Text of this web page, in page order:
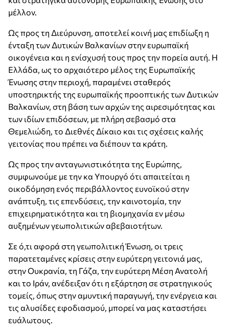
μέλλον.
Ως προς τη Διεύρυνση, αποτελεί κοινή μας επιδίωξη η
ένταξη των Δυτικών Βαλκανίων στην ευρωπαϊκή
οικογένεια και η ενίσχυσή τους προς την πορεία αυτή. Η
Ελλάδα, ως το αρχαιότερο μέλος της Ευρωπαϊκής
Ένωσης στην περιοχή, παραμένει σταθερός
υποστηρικτής της ευρωπαϊκής προοπτικής των Δυτικών
Βαλκανίων, στη βάση των αρχών της αιρεσιμότητας και
των ιδίων επιδόσεων, με πλήρη σεβασμό στα
Θεμελιώδη, το Διεθνές Δίκαιο και τις σχέσεις καλής
γειτονίας που πρέπει να διέπουν τα κράτη.
Ως προς την ανταγωνιστικότητα της Ευρώπης,
συμφωνούμε με την κα Υπουργό ότι απαιτείται η
οικοδόμηση ενός περιβάλλοντος ευνοϊκού στην
ανάπτυξη, τις επενδύσεις, την καινοτομία, την
επιχειρηματικότητα και τη βιομηχανία εν μέσω
αυξημένων γεωπολιτικών αβεβαιοτήτων.
Σε ό,τι αφορά στη γεωπολιτική Ένωση, οι τρεις
παρατεταμένες κρίσεις στην ευρύτερη γειτονιά μας,
στην Ουκρανία, τη Γάζα, την ευρύτερη Μέση Ανατολή
και το Ιράν, ανέδειξαν ότι η εξάρτηση σε στρατηγικούς
τομείς, όπως στην αμυντική παραγωγή, την ενέργεια και
τις αλυσίδες εφοδιασμού, μπορεί να μας καταστήσει
ευάλωτους.